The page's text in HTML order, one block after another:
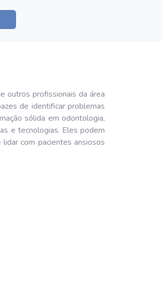
outros profissionais da área
de identificar problemas
sólida em odontologia,
e tecnologias. Eles podem
com pacientes ansiosos